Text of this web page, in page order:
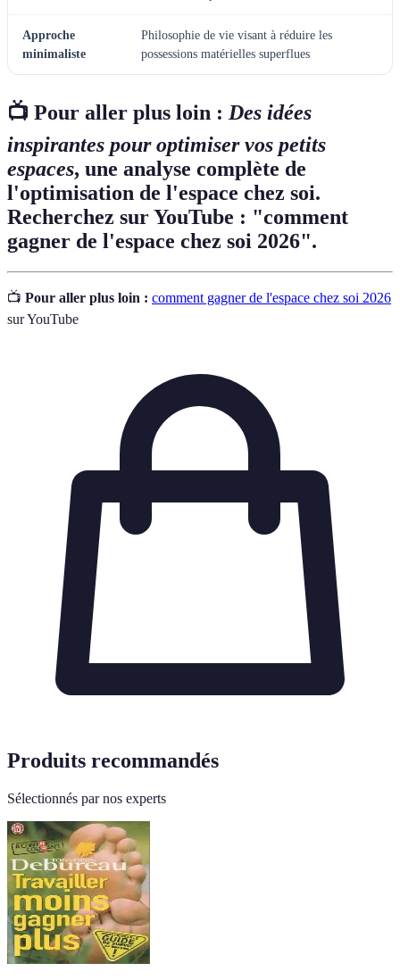
Approche
minimaliste
Philosophie de vie visant à réduire les
possessions matérielles superflues
📺 Pour aller plus loin : Des idées
inspirantes pour optimiser vos petits
espaces, une analyse complète de
l'optimisation de l'espace chez soi.
Recherchez sur YouTube : "comment
gagner de l'espace chez soi 2026".
📺 Pour aller plus loin : comment gagner de l'espace chez soi 2026
sur YouTube
Produits recommandés
Sélectionnés par nos experts